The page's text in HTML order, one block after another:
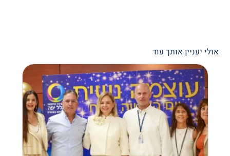
אולי יעניין אותך עוד